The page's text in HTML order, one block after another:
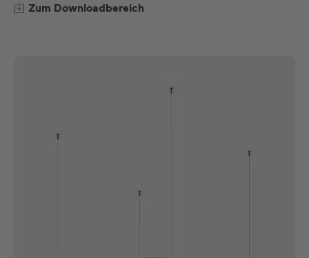
Zum Downloadbereich